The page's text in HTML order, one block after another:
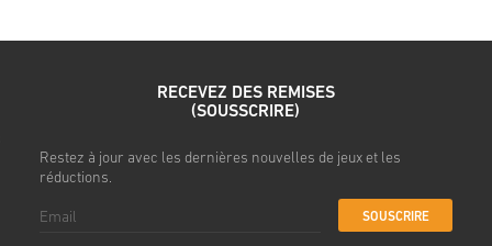
RECEVEZ DES REMISES
(SOUSSCRIRE)
Restez à jour avec les dernières nouvelles de jeux et les
réductions.
SOUSCRIRE